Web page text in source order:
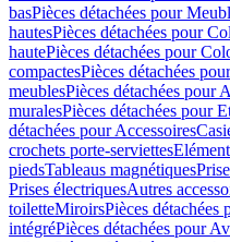
basPièces détachées pour
hautesPièces détachées pour
hautePièces détachées pour
compactesPièces détachées
meublesPièces détachées pour
muralesPièces détachées pour
détachées pour Accessoires
crochets porte-serviettes
piedsTableaus magnétiques
Prises électriquesAutres
toiletteMiroirsPièces détachées
intégréPièces détachées pour